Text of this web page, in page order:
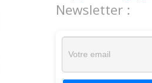
Newsletter :